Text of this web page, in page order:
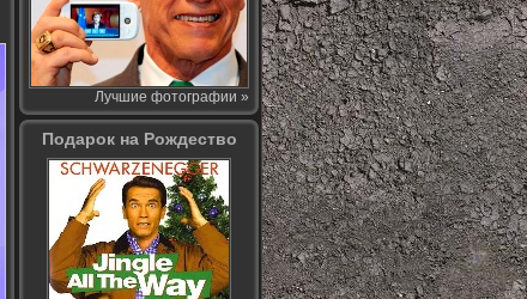
Лучшие фотографии »
Подарок на Рождество